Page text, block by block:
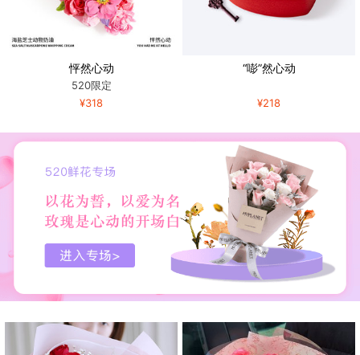
怦然心动
520限定
¥318
“嘭”然心动
¥218